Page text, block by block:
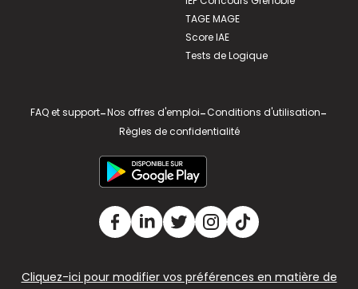
TAGE MAGE
Score IAE
Tests de Logique
FAQ et support-Nos offres d'emploi-Conditions d'utilisation-
Règles de confidentialité
Cliquez-ici pour modifier vos préférences en matière de